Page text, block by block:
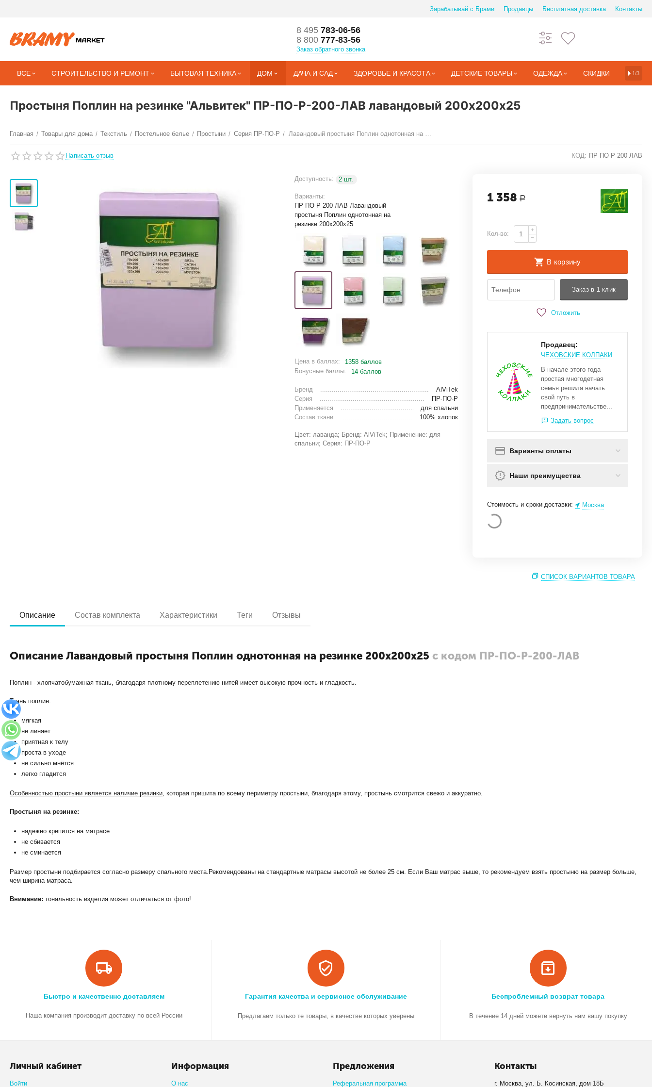
Зарабатывай с Брами Продавцы Бесплатная доставка Контакты
8 495783-06-56
8 800777-83-56
Заказ обратного звонка
ВСЕ СТРОИТЕЛЬСТВО И РЕМОНТ БЫТОВАЯ ТЕХНИКА ДОМ ДАЧА И САД ЗДОРОВЬЕ И КРАСОТА ДЕТСКИЕ ТОВАРЫ ОДЕЖДА СКИДКИ 1/3
Простыня Поплин на резинке "Альвитек" ПР-ПО-Р-200-ЛАВ лавандовый 200х200х25
Главная / Товары для дома / Текстиль / Постельное белье / Простыни / Серия ПР-ПО-Р / Лавандовый простыня Поплин однотонная на резинке 200х200х25
Написать отзыв КОД: ПР-ПО-Р-200-ЛАВ
Доступность: 2 шт.
Варианты:
ПР-ПО-Р-200-ЛАВ Лавандовый
простыня Поплин однотонная на
резинке 200х200х25
Цена в баллах:
1358 баллов
Бонусные баллы:
14 баллов
Бренд
AlViTek
Серия
ПР-ПО-Р
Применяется
для спальни
Состав ткани
100% хлопок
Цвет: лаванда; Бренд: AlViTek; Применение: для
спальни; Серия: ПР-ПО-Р
1 358 Р
Кол-во:
+
−
В корзину
Заказ в 1 клик
Отложить
Продавец:
ЧЕХОВСКИЕ КОЛПАКИ
В начале этого года
простая многодетная
семья решила начать
свой путь в
предпринимательстве...
Задать вопрос
Варианты оплаты
Наши преимущества
Стоимость и сроки доставки: Москва
СПИСОК ВАРИАНТОВ ТОВАРА
Описание Состав комплекта Характеристики Теги Отзывы
Описание Лавандовый простыня Поплин однотонная на резинке 200х200х25 с кодом ПР-ПО-Р-200-ЛАВ
Поплин - хлопчатобумажная ткань, благодаря плотному переплетению нитей имеет высокую прочность и гладкость.
Ткань поплин:
мягкая
не линяет
приятная к телу
проста в уходе
не сильно мнётся
легко гладится
Особенностью простыни является наличие резинки, которая пришита по всему периметру простыни, благодаря этому, простынь смотрится свежо и аккуратно.
Простыня на резинке:
надежно крепится на матрасе
не сбивается
не сминается
Размер простыни подбирается согласно размеру спального места.Рекомендованы на стандартные матрасы высотой не более 25 см. Если Ваш матрас выше, то рекомендуем взять простыню на размер больше,
чем ширина матраса.
Внимание: тональность изделия может отличаться от фото!
Быстро и качественно доставляем
Наша компания производит доставку по всей России
Гарантия качества и сервисное обслуживание
Предлагаем только те товары, в качестве которых уверены
Беспроблемный возврат товара
В течение 14 дней можете вернуть нам вашу покупку
Личный кабинет
Войти
Информация
О нас
Предложения
Реферальная программа
Контакты
г. Москва, ул. Б. Косинская, дом 18Б